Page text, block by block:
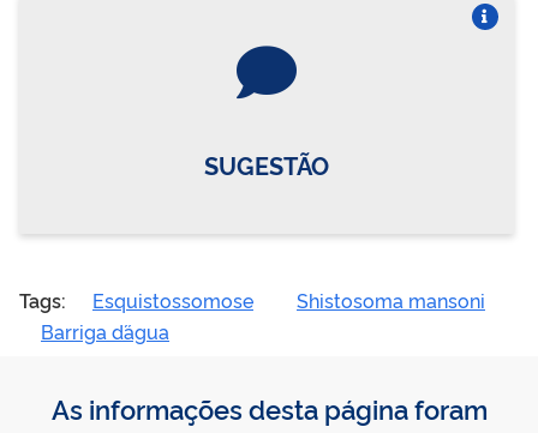
SUGESTÃO
Tags: Esquistossomose
Shistosoma mansoni
Barriga d´água
As informações desta página foram